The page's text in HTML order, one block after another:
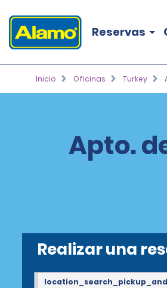
Reservas
Inicio Oficinas Turkey
Apto.
Realizar una